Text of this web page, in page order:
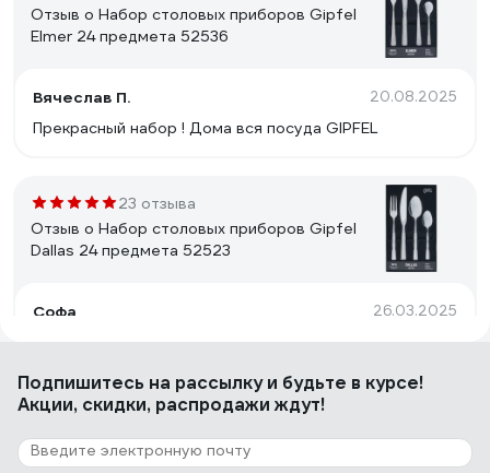
Отзыв о Набор столовых приборов Gipfel
Elmer 24 предмета 52536
Вячеслав П. 20.08.2025
Прекрасный набор ! Дома вся посуда GIPFEL
23 отзыва
Отзыв о Набор столовых приборов Gipfel
Dallas 24 предмета 52523
Софа 26.03.2025
Симпатичные,увесистые,красивый орнамент на
состоянии. Спасибо за отличный товар. Надеюсь
набор будет радовать нас долго💐
4 отзыва
Подпишитесь на рассылкуи будьте в курсе!
Акции, скидки, распродажи ждут!